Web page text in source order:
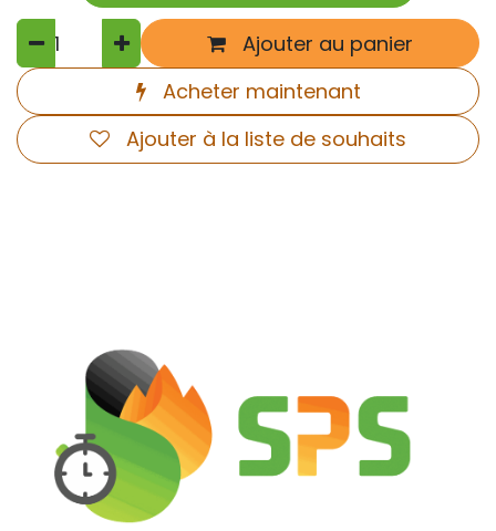
Ajouter au panier
Acheter maintenant
Ajouter à la liste de souhaits